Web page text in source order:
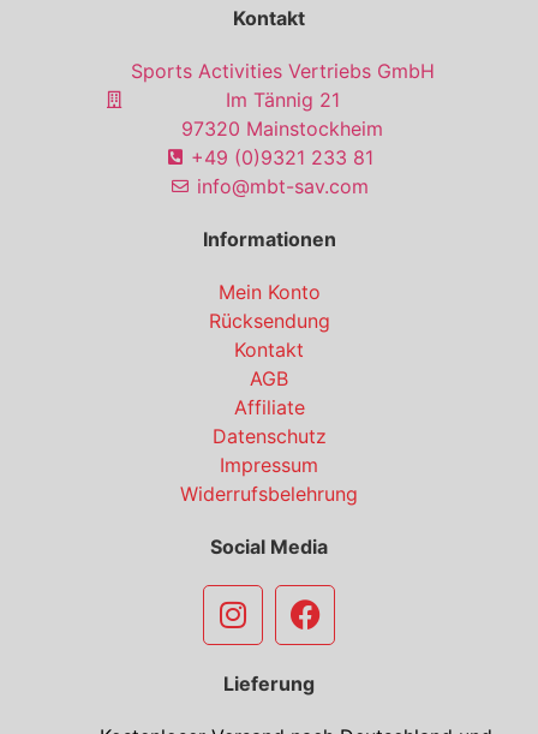
Kontakt
Sports Activities Vertriebs GmbH
Im Tännig 21
97320 Mainstockheim
+49 (0)9321 233 81
info@mbt-sav.com
Informationen
Mein Konto
Rücksendung
Kontakt
AGB
Affiliate
Datenschutz
Impressum
Widerrufsbelehrung
Social Media
Lieferung